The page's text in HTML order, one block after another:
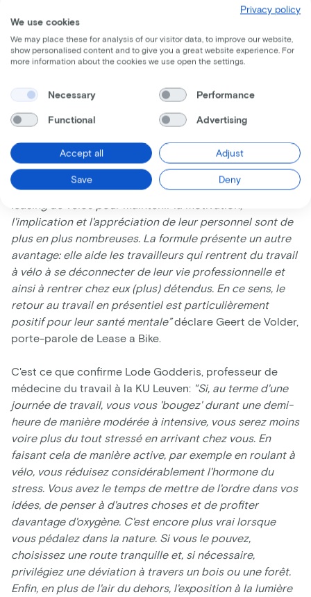
On n'est plus dans les embouteillages (6%)
Près de la moitié des travailleurs belges (44,4%)
étaient plus nombreux à utiliser le vélo pour se rendre
au travail.
bicyclettes gagnent en popularité: cette année, on
comptabilise déjà jusqu'à 126% de leasings de vélos de
plus que l'an dernier. Les entreprises ayant recours au
l'implication et l'appréciation de leur personnel sont de
plus en plus nombreuses. La formule présente un autre
avantage: elle aide les travailleurs qui rentrent du travail
à vélo à se déconnecter de leur vie professionnelle et
ainsi à rentrer chez eux (plus) détendus. En ce sens, le
retour au travail en présentiel est particulièrement
positif pour leur santé mentale”déclare Geert de Volder,
porte-parole de Lease a Bike.
C'est ce que confirme Lode Godderis, professeur de
médecine du travail à la KU Leuven: "Si, au terme d'une
journée de travail, vous vous 'bougez' durant une demi-
heure de manière modérée à intensive, vous serez moins
voire plus du tout stressé en arrivant chez vous. En
faisant cela de manière active, par exemple en roulant à
vélo, vous réduisez considérablement l'hormone du
stress. Vous avez le temps de mettre de l'ordre dans vos
idées, de penser à d'autres choses et de profiter
davantage d'oxygène. C'est encore plus vrai lorsque
vous pédalez dans la nature. Si vous le pouvez,
choisissez une route tranquille et, si nécessaire,
privilégiez une déviation à travers un bois ou une forêt.
Enfin, en plus de l'air du dehors, l'exposition à la lumière
Privacy policy
We use cookies
We may place these for analysis of our visitor data, to improve our website,
show personalised content and to give you a great website experience. For
more information about the cookies we use open the settings.
Necessary Performance
Functional Advertising
Accept all Adjust
Save Deny